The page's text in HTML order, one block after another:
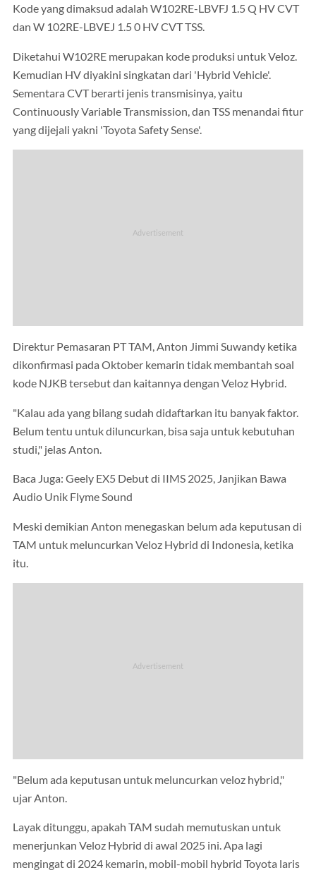
Kode yang dimaksud adalah W102RE-LBVFJ 1.5 Q HV CVT
dan W 102RE-LBVEJ 1.5 0 HV CVT TSS.
Diketahui W102RE merupakan kode produksi untuk Veloz.
Kemudian HV diyakini singkatan dari 'Hybrid Vehicle'.
Sementara CVT berarti jenis transmisinya, yaitu
Continuously Variable Transmission, dan TSS menandai fitur
yang dijejali yakni 'Toyota Safety Sense'.
Direktur Pemasaran PT TAM, Anton Jimmi Suwandy ketika
dikonfirmasi pada Oktober kemarin tidak membantah soal
kode NJKB tersebut dan kaitannya dengan Veloz Hybrid.
"Kalau ada yang bilang sudah didaftarkan itu banyak faktor.
Belum tentu untuk diluncurkan, bisa saja untuk kebutuhan
studi," jelas Anton.
Baca Juga: Geely EX5 Debut di IIMS 2025, Janjikan Bawa
Audio Unik Flyme Sound
Meski demikian Anton menegaskan belum ada keputusan di
TAM untuk meluncurkan Veloz Hybrid di Indonesia, ketika
itu.
"Belum ada keputusan untuk meluncurkan veloz hybrid,"
ujar Anton.
Layak ditunggu, apakah TAM sudah memutuskan untuk
menerjunkan Veloz Hybrid di awal 2025 ini. Apa lagi
mengingat di 2024 kemarin, mobil-mobil hybrid Toyota laris